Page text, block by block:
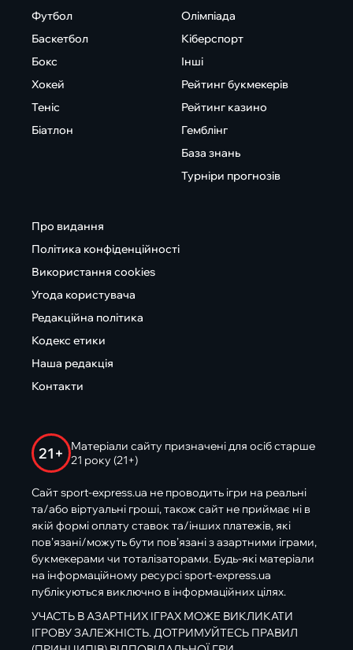
Футбол
Баскетбол
Бокс
Хокей
Теніс
Біатлон
Олімпіада
Кіберспорт
Інші
Рейтинг букмекерів
Рейтинг казино
Гемблінг
База знань
Турніри прогнозів
Про видання
Політика конфіденційності
Використання cookies
Угода користувача
Редакційна політика
Кодекс етики
Наша редакція
Контакти
21+
Матеріали сайту призначені для осіб старше
21 року (21+)
Сайт sport-express.ua не проводить ігри на реальні
та/або віртуальні гроші, також сайт не приймає ні в
якій формі оплату ставок та/інших платежів, які
пов’язані/можуть бути пов’язані з азартними іграми,
букмекерами чи тоталізаторами. Будь-які матеріали
на інформаційному ресурсі sport-express.ua
публікуються виключно в інформаційних цілях.
УЧАСТЬ В АЗАРТНИХ ІГРАХ МОЖЕ ВИКЛИКАТИ
ІГРОВУ ЗАЛЕЖНІСТЬ. ДОТРИМУЙТЕСЬ ПРАВИЛ